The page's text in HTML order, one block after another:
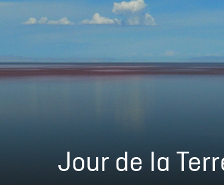
Jour de la